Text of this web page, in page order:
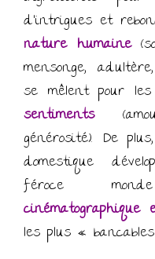
d’intrigues et
nature humaine
mensonge,
se mêlent pour
sentiments
générosité). De
domestique
féroce
cinématographique
les plus «